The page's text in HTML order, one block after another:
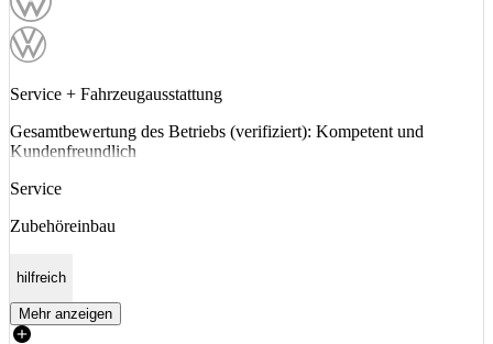
Service + Fahrzeugausstattung
Gesamtbewertung des Betriebs (verifiziert): Kompetent und
Kundenfreundlich
Service
Zubehöreinbau
hilfreich
Mehr anzeigen